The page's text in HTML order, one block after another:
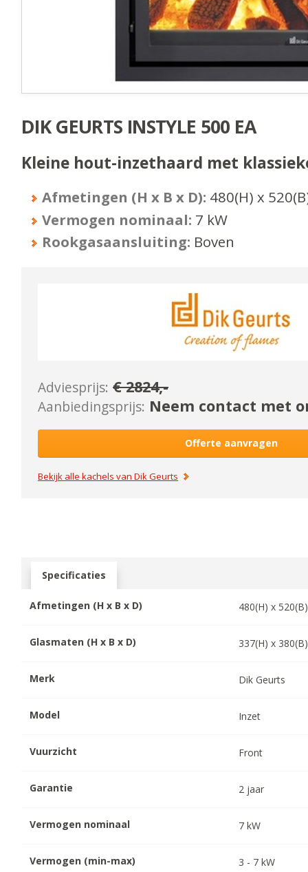
DIK GEURTS INSTYLE 500 EA
Kleine hout-inzethaard met
Afmetingen (H x B x D): 480(H) x 520
Vermogen nominaal: 7 kW
Rookgasaansluiting: Boven
Adviesprijs: €2824,-
Aanbiedingsprijs: Neem contact met
Offerte aanvragen
Bekijk alle kachels vanDik Geurts
Specificaties
Afmetingen (H x B x D) 480(H) x 520
Glasmaten (H x B x D) 337(H) x 380
Merk Dik Geurts
Model Inzet
Vuurzicht Front
Garantie 2 jaar
Vermogen nominaal 7 kW
Vermogen (min-max) 3 - 7 kW